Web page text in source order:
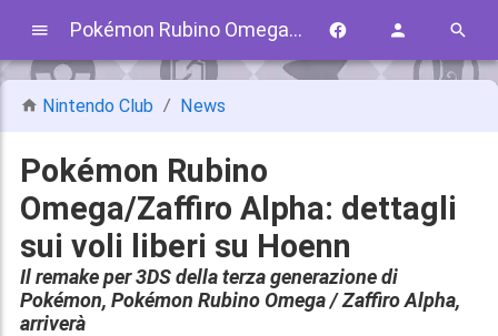
Pokémon Rubino Omega/Zaffiro Alpha: dettagli sui voli liberi su Hoenn
Nintendo Club News
Pokémon Rubino
Omega/Zaffiro Alpha: dettagli
sui voli liberi su Hoenn
Il remake per 3DS della terza generazione di
Pokémon, Pokémon Rubino Omega / Zaffiro Alpha,
arriverà